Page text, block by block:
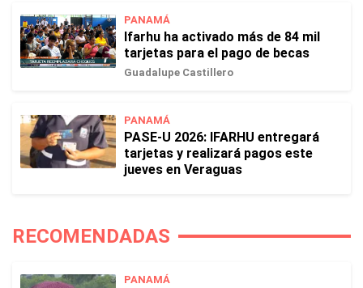
PANAMÁ
Ifarhu ha activado más de 84 mil
tarjetas para el pago de becas
Guadalupe Castillero
PANAMÁ
PASE-U 2026: IFARHU entregará
tarjetas y realizará pagos este
jueves en Veraguas
RECOMENDADAS
PANAMÁ